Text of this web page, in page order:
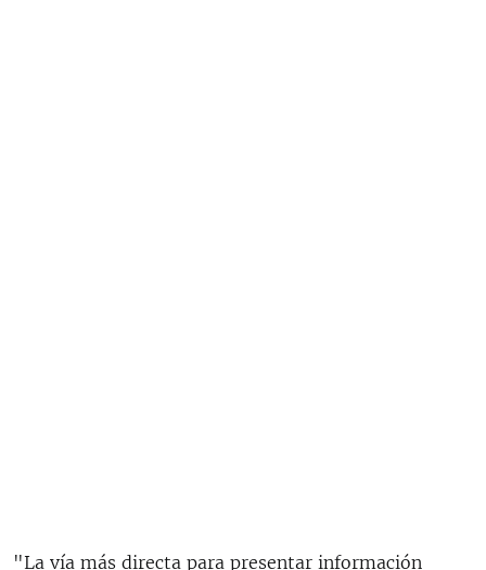
"La vía más directa para presentar información